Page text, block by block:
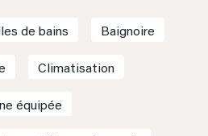
de bains Baignoire
Climatisation
équipée